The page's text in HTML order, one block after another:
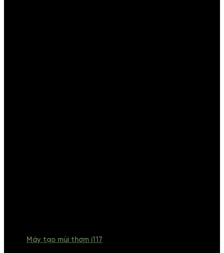
Máy tạo mùi thơm i117